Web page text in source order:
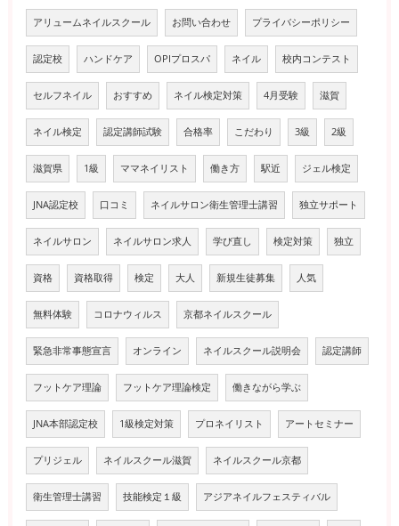
アリュームネイルスクール お問い合わせ プライバシーポリシー
認定校 ハンドケア OPIプロスパ ネイル 校内コンテスト
セルフネイル おすすめ ネイル検定対策 4月受験 滋賀
ネイル検定 認定講師試験 合格率 こだわり 3級 2級
滋賀県 1級 ママネイリスト 働き方 駅近 ジェル検定
JNA認定校 口コミ ネイルサロン衛生管理士講習 独立サポート
ネイルサロン ネイルサロン求人 学び直し 検定対策 独立
資格 資格取得 検定 大人 新規生徒募集 人気
無料体験 コロナウィルス 京都ネイルスクール
緊急非常事態宣言 オンライン ネイルスクール説明会 認定講師
フットケア理論 フットケア理論検定 働きながら学ぶ
JNA本部認定校 1級検定対策 プロネイリスト アートセミナー
プリジェル ネイルスクール滋賀 ネイルスクール京都
衛生管理士講習 技能検定１級 アジアネイルフェスティバル